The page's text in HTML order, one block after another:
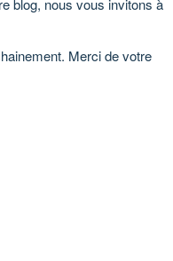
blog, nous vous invitons à
Merci de votre